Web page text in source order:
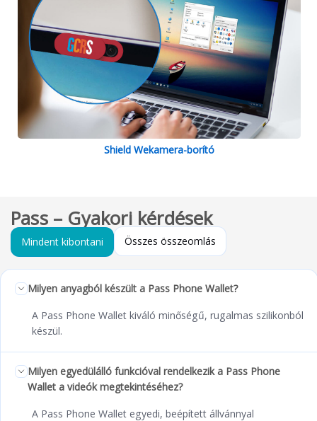
Shield Wekamera-borító
Pass – Gyakori kérdések
Mindent kibontani Összes összeomlás
Milyen anyagból készült a Pass Phone Wallet?
A Pass Phone Wallet kiváló minőségű, rugalmas szilikonból
készül.
Milyen egyedülálló funkcióval rendelkezik a Pass Phone
Wallet a videók megtekintéséhez?
A Pass Phone Wallet egyedi, beépített állvánnyal